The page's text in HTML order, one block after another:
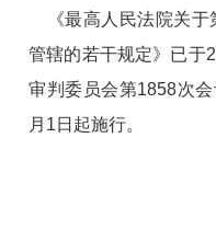
《最高人民法院关于
管辖的若干规定》已于
审判委员会第1858次
月1日起施行。